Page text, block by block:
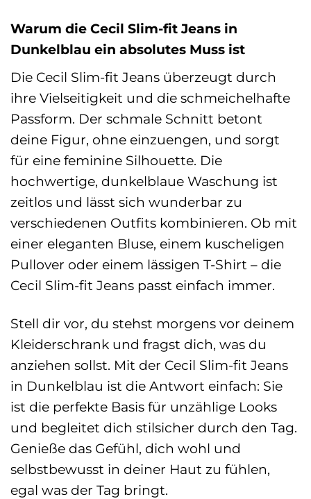
Warum die Cecil Slim-fit Jeans in
Dunkelblau ein absolutes Muss ist
Die Cecil Slim-fit Jeans überzeugt durch
ihre Vielseitigkeit und die schmeichelhafte
Passform. Der schmale Schnitt betont
deine Figur, ohne einzuengen, und sorgt
für eine feminine Silhouette. Die
hochwertige, dunkelblaue Waschung ist
zeitlos und lässt sich wunderbar zu
verschiedenen Outfits kombinieren. Ob mit
einer eleganten Bluse, einem kuscheligen
Pullover oder einem lässigen T-Shirt – die
Cecil Slim-fit Jeans passt einfach immer.
Stell dir vor, du stehst morgens vor deinem
Kleiderschrank und fragst dich, was du
anziehen sollst. Mit der Cecil Slim-fit Jeans
in Dunkelblau ist die Antwort einfach: Sie
ist die perfekte Basis für unzählige Looks
und begleitet dich stilsicher durch den Tag.
Genieße das Gefühl, dich wohl und
selbstbewusst in deiner Haut zu fühlen,
egal was der Tag bringt.